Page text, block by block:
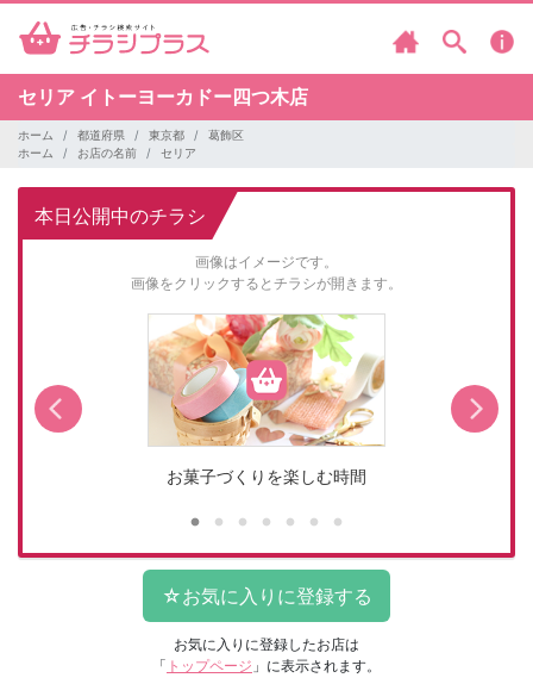
セリア イトーヨーカドー四つ木店
ホーム 都道府県 東京都
葛飾区
ホーム
お店の名前 セリア
本日公開中のチラシ
画像はイメージです。
画像をクリックするとチラシが開きます。
お菓子づくりを楽しむ時間
お気に入りに登録したお店は
「 トップページ 」に表示されます。